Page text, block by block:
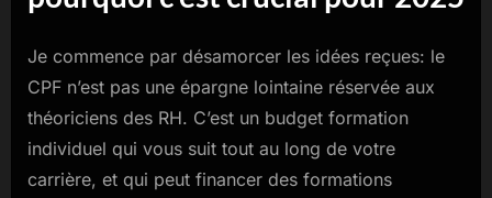
Je commence par désamorcer les idées reçues: le
CPF n’est pas une épargne lointaine réservée aux
théoriciens des RH. C’est un budget formation
individuel qui vous suit tout au long de votre
carrière, et qui peut financer des formations